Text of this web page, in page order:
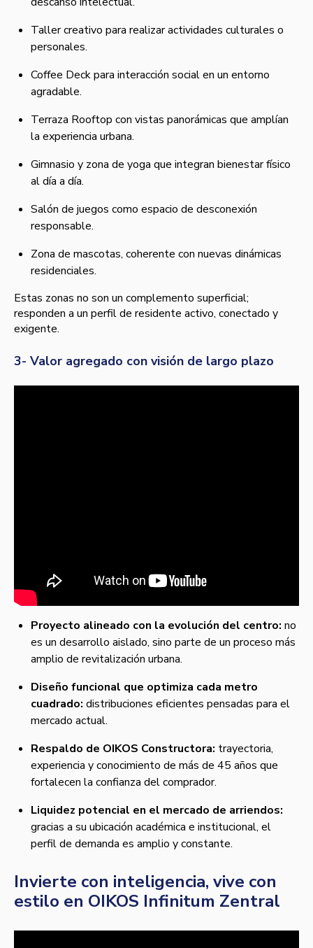
Taller creativo para realizar actividades culturales o
personales.
Coffee Deck para interacción social en un entorno
agradable.
Terraza Rooftop con vistas panorámicas que amplían
la experiencia urbana.
Gimnasio y zona de yoga que integran bienestar físico
al día a día.
Salón de juegos como espacio de desconexión
responsable.
Zona de mascotas, coherente con nuevas dinámicas
residenciales.
Estas zonas no son un complemento superficial;
responden a un perfil de residente activo, conectado y
exigente.
3- Valor agregado con visión de largo plazo
Proyecto alineado con la evolución del centro: no
es un desarrollo aislado, sino parte de un proceso más
amplio de revitalización urbana.
Diseño funcional que optimiza cada metro
cuadrado: distribuciones eficientes pensadas para el
mercado actual.
Respaldo de OIKOS Constructora: trayectoria,
experiencia y conocimiento de más de 45 años que
fortalecen la confianza del comprador.
Liquidez potencial en el mercado de arriendos:
gracias a su ubicación académica e institucional, el
perfil de demanda es amplio y constante.
Invierte con inteligencia, vive con
estilo en OIKOS Infinitum Zentral